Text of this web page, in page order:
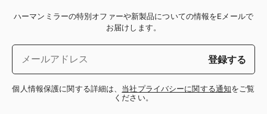
ハーマンミラーの特別オファーや新製品についての情報をEメールで
お届けします。
登録する
個人情報保護に関する詳細は、 当社プライバシーに関する通知をご覧
ください。